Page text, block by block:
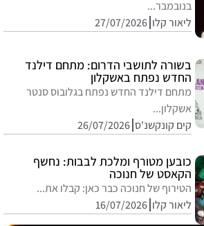
בנובמבר...
ליאור קלו 27/07/2026
בשורה לתושבי הדרום: מתחם דילנד
החדש נפתח באשקלון
מתחם דילנד החדש נפתח בגלובוס סנטר
אשקלון...
קים קונקשנ'ס 26/07/2026
כובען מטורף ומלכת לבבות: נחשף
הקאסט של חנוכה
הטירוף של חנוכה כבר כאן: קבלו את...
ליאור קלו 16/07/2026